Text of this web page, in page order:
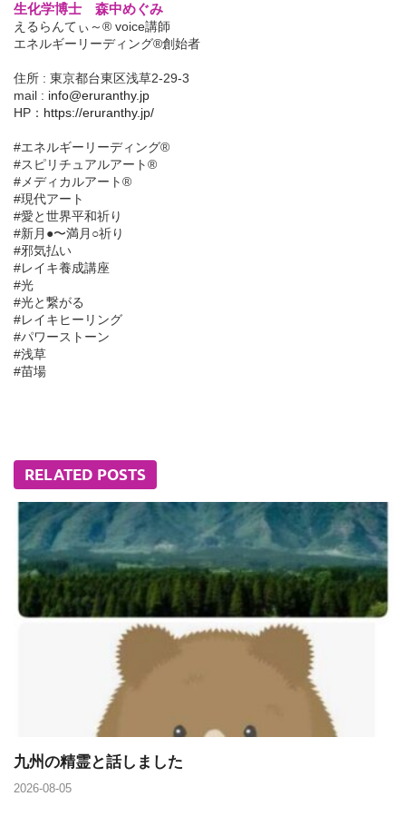
生化学博士 森中めぐみ
えるらんてぃ～® voice講師
エネルギーリーディング®創始者
住所 : 東京都台東区浅草2-29-3
mail : info@eruranthy.jp
HP： https://eruranthy.jp/
#エネルギーリーディング®︎
#スピリチュアルアート®︎
#メディカルアート®︎
#現代アート
#愛と世界平和祈り
#新月●〜満月○祈り
#邪気払い
#レイキ養成講座
#光
#光と繋がる
#レイキヒーリング
#パワーストーン
#浅草
#苗場
RELATED POSTS
九州の精霊と話しました
2026-08-05